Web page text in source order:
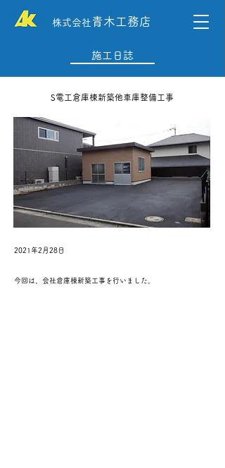
株式会社青木工務店
施工日誌
S電工倉庫棟新築他車庫整備工事
2021年2月28日
今回は、会社倉庫棟新築工事を行いました。